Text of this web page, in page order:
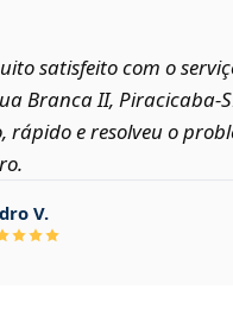
satisfeito com o
Branca II,
rápido e resolveu o
V.